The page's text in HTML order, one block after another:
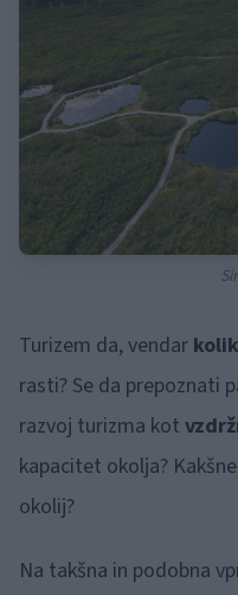
Turizem da, vendar
rasti? Se da prepoznati
razvoj turizma kot
kapacitet okolja?
okolij?
Na takšna in podobna